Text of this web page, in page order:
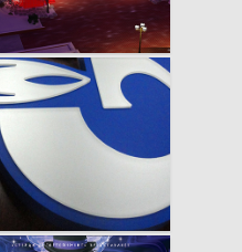
Оформление
мероприятий любой
сложности и
направленности.